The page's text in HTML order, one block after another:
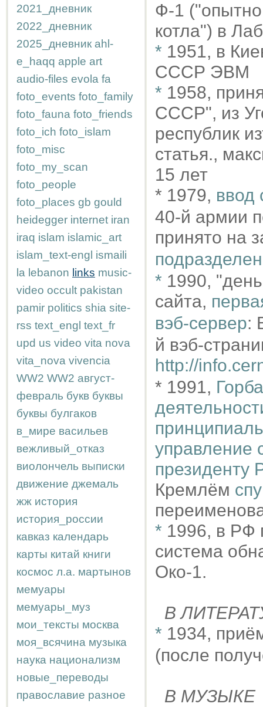
2021_дневник
2022_дневник
2025_дневник ahl-
e_haqq apple art
audio-files evola fa
foto_events foto_family
foto_fauna foto_friends
foto_ich foto_islam
foto_misc
foto_my_scan
foto_people
foto_places gb gould
heidegger internet iran
iraq islam islamic_art
islam_text-engl ismaili
la lebanon links music-
video occult pakistan
pamir politics shia site-
rss text_engl text_fr
upd us video vita nova
vita_nova vivencia
WW2 WW2 август-
февраль букв буквы
буквы булгаков
в_мире васильев
вежливый_отказ
виолончель выписки
движение джемаль
жж история
история_россии
кавказ календарь
карты китай книги
космос л.а. мартынов
мемуары
мемуары_муз
мои_тексты москва
моя_всячина музыка
наука национализм
новые_переводы
православие разное
Ф-1
котла") в
* 1951, в
СССР ЭВМ
* 1958,
СССР", из
республик
статья.,
15 лет
* 1979, ввод
40-й армии
принято на
* 1990,
сайта,
вэб-сервер:
й вэб-
http://
* 1991,
управление
президенту
Кремлём
* 1996, в РФ
система
Око-1.
В
* 1934,
(после
В МУЗЫКЕ